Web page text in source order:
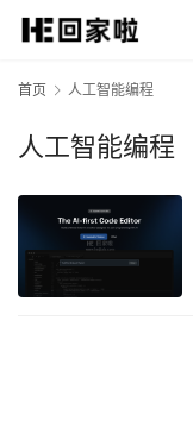
首页 人工智能编程
人工智能编程